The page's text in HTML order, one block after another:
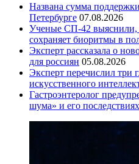
Названа сумма
Петербурге 07.08.2026
Ученые СП-42 выяснили,
сохраняет биоритмы в
Эксперт рассказала о
для россиян 05.08.2026
Эксперт перечислил три
искусственного
Гастроэнтеролог
шума» и его последствиях